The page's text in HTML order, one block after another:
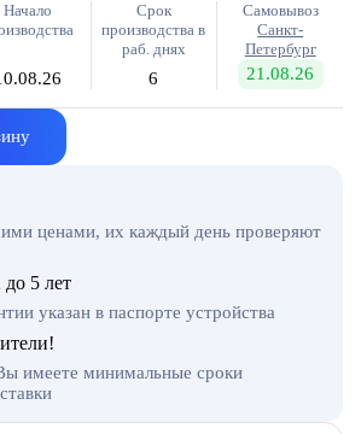
Начало
Срок
производства в
раб. днях
6
Самовывоз
Санкт-
Петербург
21.08.26
ценами, их каждый день проверяют
до 5 лет
указан в паспорте устройства
имеете минимальные сроки